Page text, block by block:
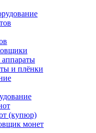
и плёнки
(купюр)
монет